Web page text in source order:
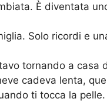
È diventata
Solo ricordi e
tornando a casa
cadeva lenta,
ti tocca la pelle.